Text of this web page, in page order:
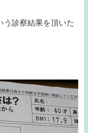
う診察結果を頂いた